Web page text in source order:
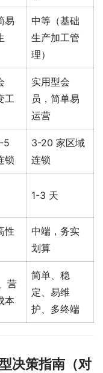
易
中等（基础
生产加工管
理）
工
实用型会
员，简单易
运营
5
锁
3-20 家区域
连锁
1-3 天
性
中端，务实
划算
营
本
简单、稳
定、易维
护、多终端
决策指南（对